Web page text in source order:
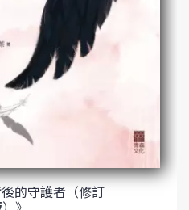
的守護者（修訂